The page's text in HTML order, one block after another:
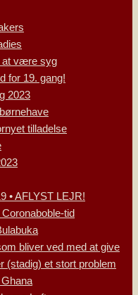
at være syg
for 19. gang!
2023
tilladelse
• AFLYST LEJR!
tid
bliver ved med at give
(stadig) et stort problem